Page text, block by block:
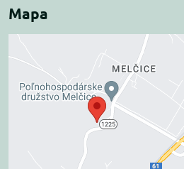
Mapa
Externý obsah je
blokovaný Voľbami
súkromia
Prajete si načítať externý obsah?
Povoliť tentokrát